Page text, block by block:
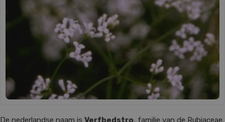
De nederlandse naam is Verfbedstro, familie van de Rubiaceae.